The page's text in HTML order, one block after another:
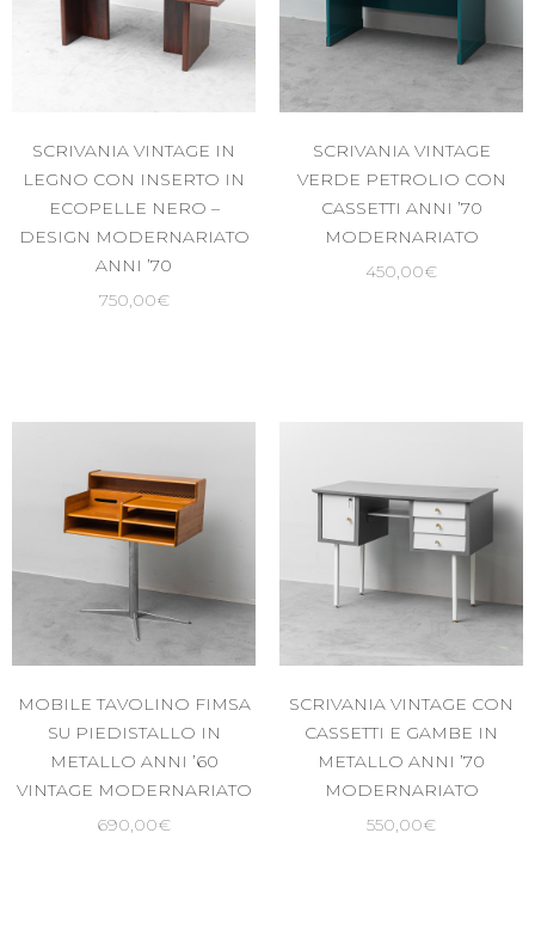
SCRIVANIA VINTAGE IN
LEGNO CON INSERTO IN
ECOPELLE NERO –
DESIGN MODERNARIATO
ANNI ’70
750,00€
SCRIVANIA VINTAGE
VERDE PETROLIO CON
CASSETTI ANNI ’70
MODERNARIATO
450,00€
MOBILE TAVOLINO FIMSA
SU PIEDISTALLO IN
METALLO ANNI ’60
VINTAGE MODERNARIATO
690,00€
SCRIVANIA VINTAGE CON
CASSETTI E GAMBE IN
METALLO ANNI ’70
MODERNARIATO
550,00€